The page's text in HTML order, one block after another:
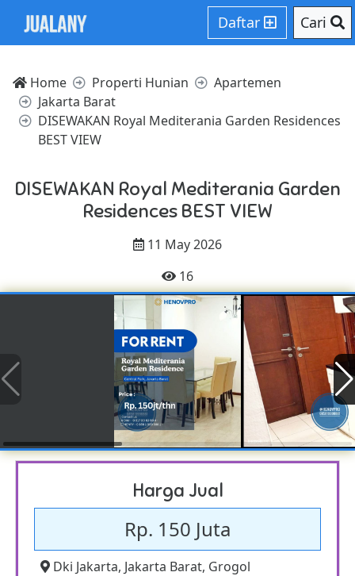
Daftar Cari
Home Properti Hunian
Apartemen
Jakarta Barat
DISEWAKAN Royal Mediterania Garden Residences
BEST VIEW
DISEWAKAN Royal Mediterania Garden
Residences BEST VIEW
11 May 2026
16
Harga Jual
Rp. 150 Juta
Dki Jakarta, Jakarta Barat, Grogol